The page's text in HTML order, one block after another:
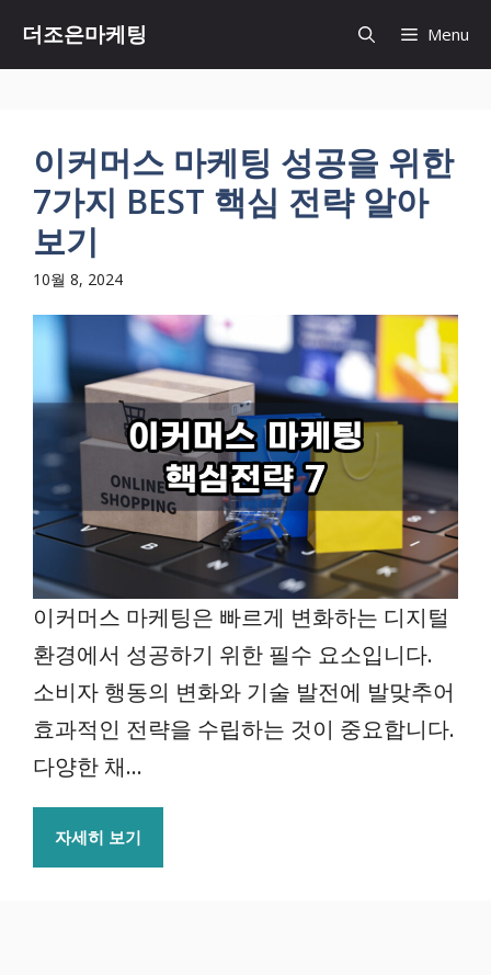
더조은마케팅 Menu
이커머스 마케팅 성공을 위한
7가지 BEST 핵심 전략 알아
보기
10월 8, 2024
이커머스 마케팅은 빠르게 변화하는 디지털
환경에서 성공하기 위한 필수 요소입니다.
소비자 행동의 변화와 기술 발전에 발맞추어
효과적인 전략을 수립하는 것이 중요합니다.
다양한 채...
자세히 보기